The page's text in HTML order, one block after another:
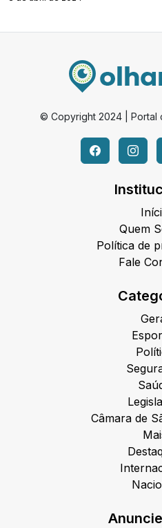
© Copyright 2024 | Portal
Quem
Política de
Fale
Câmara de